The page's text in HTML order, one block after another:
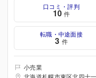
口コミ・評判
10 件
転職・中途面接
3 件
小売業
北海道札幌市東区北四十